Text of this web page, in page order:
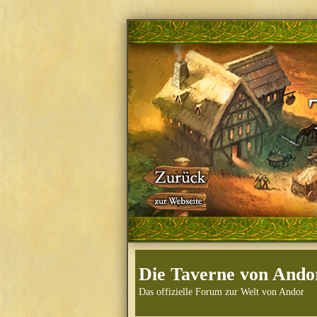
Die Taverne von
Das offizielle Forum zur Welt von Andor